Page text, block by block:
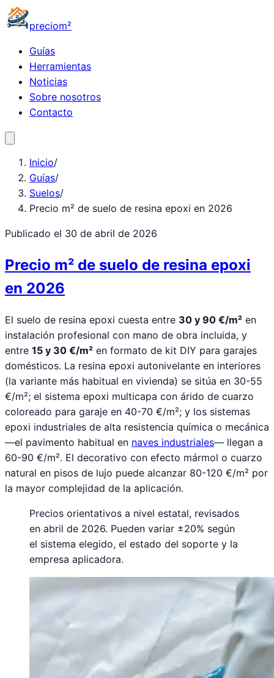
preciom²
Guías
Herramientas
Noticias
Sobre nosotros
Contacto
Inicio/
Guías/
Suelos/
Precio m² de suelo de resina epoxi en 2026
Publicado el 30 de abril de 2026
Precio m² de suelo de resina epoxi
en 2026
El suelo de resina epoxi cuesta entre 30 y 90 €/m² en
instalación profesional con mano de obra incluida, y
entre 15 y 30 €/m² en formato de kit DIY para garajes
domésticos. La resina epoxi autonivelante en interiores
(la variante más habitual en vivienda) se sitúa en 30-55
€/m²; el sistema epoxi multicapa con árido de cuarzo
coloreado para garaje en 40-70 €/m²; y los sistemas
epoxi industriales de alta resistencia química o mecánica
—el pavimento habitual en naves industriales— llegan a
60-90 €/m². El decorativo con efecto mármol o cuarzo
natural en pisos de lujo puede alcanzar 80-120 €/m² por
la mayor complejidad de la aplicación.
Precios orientativos a nivel estatal, revisados
en abril de 2026. Pueden variar ±20% según
el sistema elegido, el estado del soporte y la
empresa aplicadora.